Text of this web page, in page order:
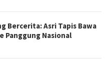
Bercerita: Asri Tapis Bawa
Panggung Nasional